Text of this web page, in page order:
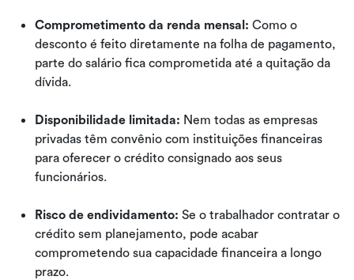
Comprometimento da renda mensal: Como o
desconto é feito diretamente na folha de pagamento,
parte do salário fica comprometida até a quitação da
dívida.
Disponibilidade limitada: Nem todas as empresas
privadas têm convênio com instituições financeiras
para oferecer o crédito consignado aos seus
funcionários.
Risco de endividamento: Se o trabalhador contratar o
crédito sem planejamento, pode acabar
comprometendo sua capacidade financeira a longo
prazo.